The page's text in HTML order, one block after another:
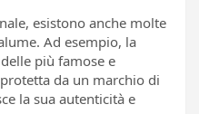
esistono anche molte
Ad esempio, la
più famose e
da un marchio di
la sua autenticità e